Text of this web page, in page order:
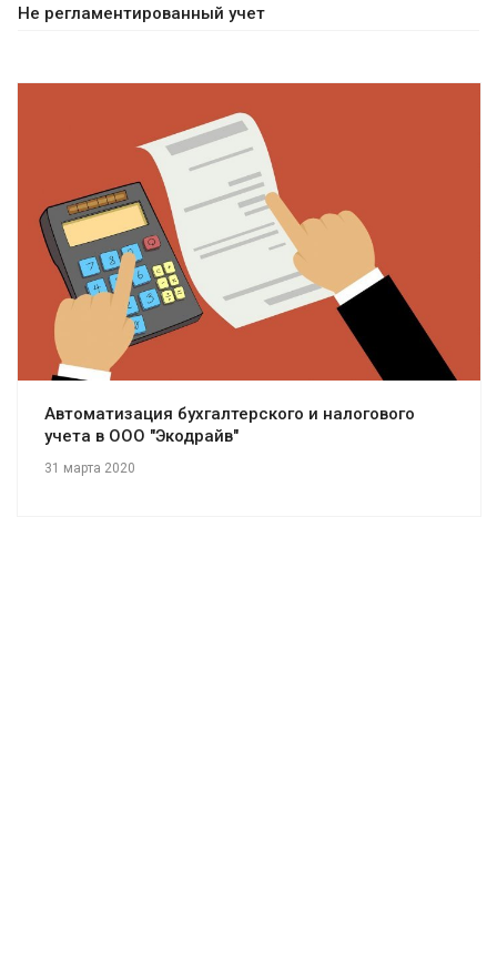
Не регламентированный учет
Смотреть проект
Автоматизация бухгалтерского и налогового
учета в ООО "Экодрайв"
31 марта 2020